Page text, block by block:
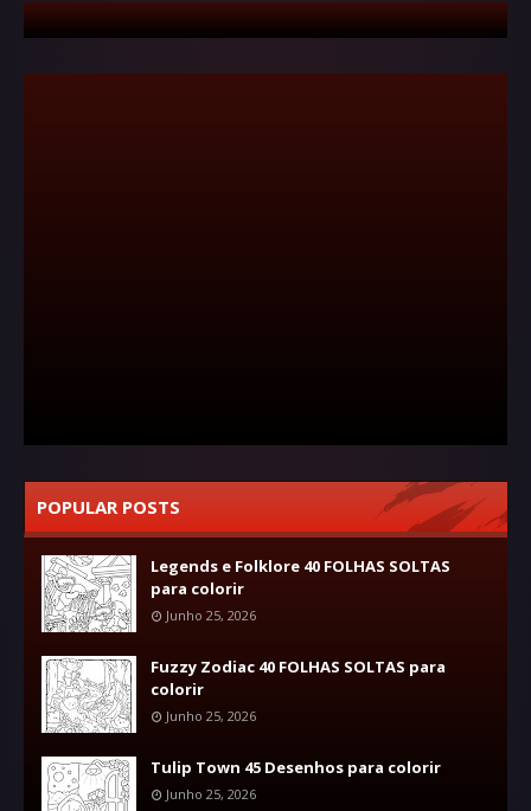
POPULAR POSTS
Legends e Folklore 40 FOLHAS SOLTAS
para colorir
Junho 25, 2026
Fuzzy Zodiac 40 FOLHAS SOLTAS para
colorir
Junho 25, 2026
Tulip Town 45 Desenhos para colorir
Junho 25, 2026